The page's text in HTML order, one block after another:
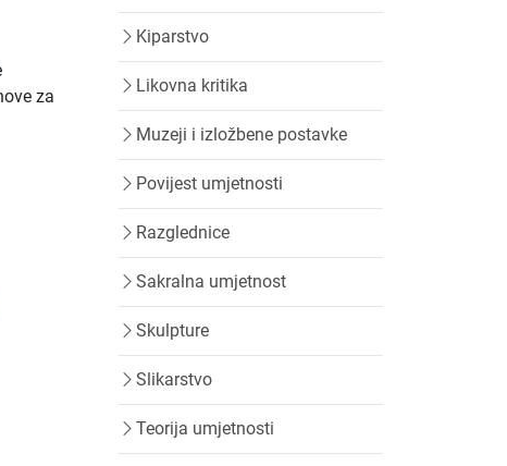
za
Kiparstvo
Likovna kritika
Muzeji i izložbene postavke
Povijest umjetnosti
Razglednice
Sakralna umjetnost
Skulpture
Slikarstvo
Teorija umjetnosti